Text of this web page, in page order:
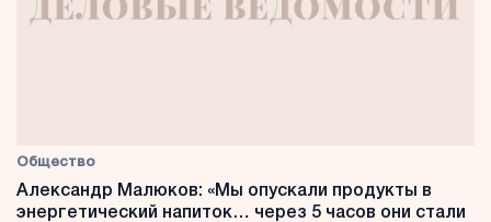
Общество
Александр Малюков: «Мы опускали продукты в
энергетический напиток… через 5 часов они стали